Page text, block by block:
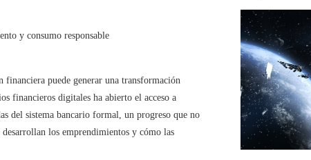
puede generar una transformación
financieros digitales ha abierto el acceso a
del sistema bancario formal, un progreso que no
los emprendimientos y cómo las